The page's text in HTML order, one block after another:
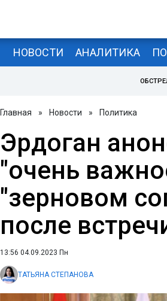
НОВОСТИ АНАЛИТИКА
Главная » Новости » Политика
Эрдоган
"очень
"зерновом
после
13:56 04.09.2023 Пн
ТАТЬЯНА СТЕПАНОВА